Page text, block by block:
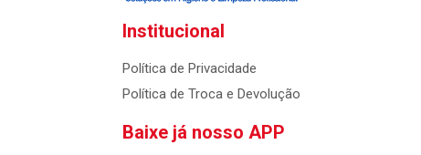
Institucional
Política de Privacidade
Política de Troca e Devolução
Baixe já nosso APP